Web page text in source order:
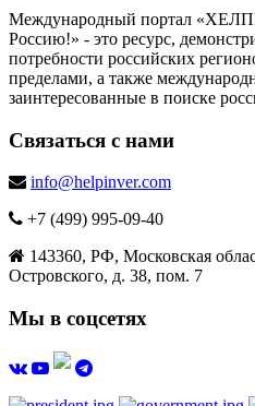
Международный портал
Россию!» - это ресурс,
потребности российских
пределами, а также
заинтересованные в поиске
Связаться с нами
info@helpinver.com
+7 (499) 995-09-40
143360, РФ, Московская
Островского, д. 38, пом. 7
Мы в соцсетях